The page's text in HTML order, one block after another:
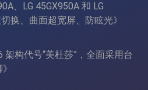
、LG 45GX950A 和 LG
换、曲面超宽屏、防眩光》
架构代号“美杜莎”，全面采用台
》